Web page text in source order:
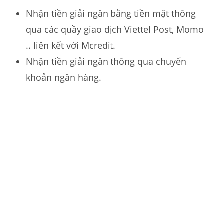
Nhận tiền giải ngân bằng tiền mặt thông
qua các quầy giao dịch Viettel Post, Momo
.. liên kết với Mcredit.
Nhận tiền giải ngân thông qua chuyển
khoản ngân hàng.